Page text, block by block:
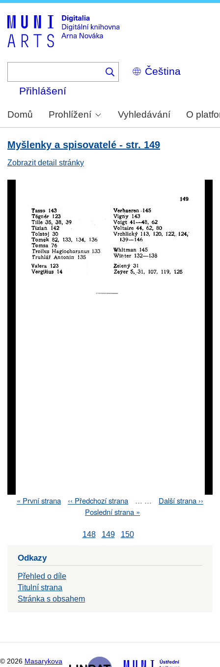
Select
your
Přihlášení
Domů Prohlížení Vyhledávání O
Myšlenky a spisovatelé - str. 149
Zobrazit detail stránky
First
« První strana
Previous
‹‹ Předchozí strana … …
Next
Další strana ››
Last
Poslední strana »
148 149 150
Odkazy
Přehled o díle
Titulní strana
Stránka s obsahem
© 2026 Masarykova